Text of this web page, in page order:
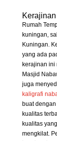
Rumah
kuningan,
Kuningan.
yang ada
kerajinan ini
Masjid
juga
kaligrafi
buat
kualitas
kualitas
mengkilat.